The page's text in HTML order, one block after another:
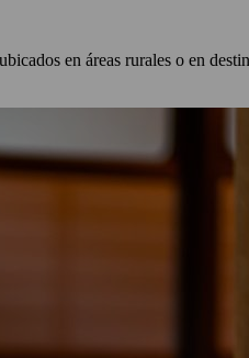
en áreas rurales o en